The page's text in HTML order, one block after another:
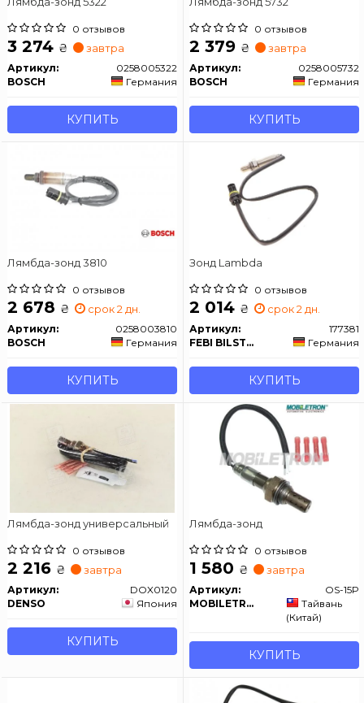
0 отзывов
3 274 ₴ завтра
Артикул:
0258005322
BOSCH
Германия
КУПИТЬ
0 отзывов
2 379 ₴ завтра
Артикул:
0258005732
BOSCH
Германия
КУПИТЬ
Лямбда-зонд 3810
0 отзывов
2 678 ₴ срок 2 дн.
Артикул:
0258003810
BOSCH
Германия
КУПИТЬ
Зонд Lambda
0 отзывов
2 014 ₴ срок 2 дн.
Артикул:
177381
FEBI BILSTEIN
Германия
КУПИТЬ
Лямбда-зонд универсальный
0 отзывов
2 216 ₴ завтра
Артикул:
DOX0120
DENSO
Япония
КУПИТЬ
Лямбда-зонд
0 отзывов
1 580 ₴ завтра
Артикул:
OS-15P
MOBILETRON
Тайвань
(Китай)
КУПИТЬ